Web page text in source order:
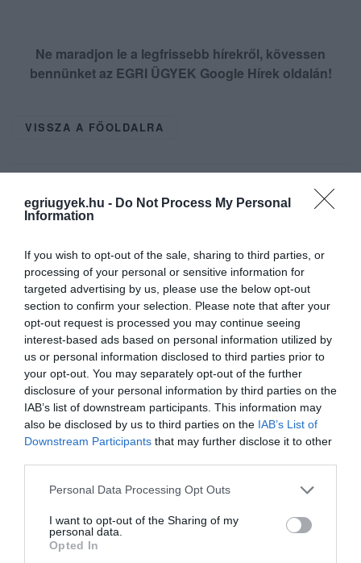
egriugyek.hu - Do Not Process My Personal
Information
If you wish to opt-out of the sale, sharing to third parties, or
processing of your personal or sensitive information for
targeted advertising by us, please use the below opt-out
section to confirm your selection. Please note that after your
opt-out request is processed you may continue seeing
interest-based ads based on personal information utilized by
us or personal information disclosed to third parties prior to
your opt-out. You may separately opt-out of the further
disclosure of your personal information by third parties on the
IAB’s list of downstream participants. This information may
also be disclosed by us to third parties on the IAB’s List of
Downstream Participants that may further disclose it to other
Please note that this website/app uses one or more Google
not limited to your visit or usage behaviour. You may click to
grant or deny consent to Google and its third-party tags to
use your data for below specified purposes in below Google
Personal Data Processing Opt Outs
I want to opt-out of the Sharing of my
personal data.
Opted In
Ne maradjon le a legfrissebb hírekről, kövessen
bennünket az EGRI ÜGYEK Google Hírek oldalán!
VISSZA A FŐOLDALRA
Legfrissebb híreink
KÉT AUTÓ ÜTKÖZÖTT BOGÁCSON, A
MENTŐK IS A HELYSZÍNRE ÉRKE...
2026. augusztus 06|Riasztó
HÍREK A GARÁZSBÓL: CHERY TIGGO 9
PHEV LUXURY – A KÍNAI PR...